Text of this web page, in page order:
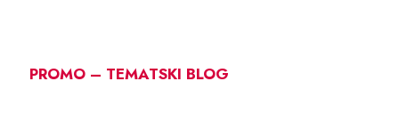
PROMO – TEMATSKI BLOG